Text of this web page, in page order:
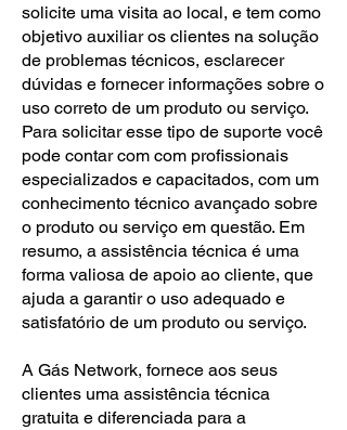
solicite uma visita ao local, e tem como
objetivo auxiliar os clientes na solução
de problemas técnicos, esclarecer
dúvidas e fornecer informações sobre o
uso correto de um produto ou serviço.
Para solicitar esse tipo de suporte você
pode contar com com profissionais
especializados e capacitados, com um
conhecimento técnico avançado sobre
o produto ou serviço em questão. Em
resumo, a assistência técnica é uma
forma valiosa de apoio ao cliente, que
ajuda a garantir o uso adequado e
satisfatório de um produto ou serviço.
A Gás Network, fornece aos seus
clientes uma assistência técnica
gratuita e diferenciada para a